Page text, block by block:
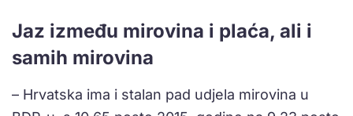
Jaz između mirovina i plaća, ali i
samih mirovina
– Hrvatska ima i stalan pad udjela mirovina u